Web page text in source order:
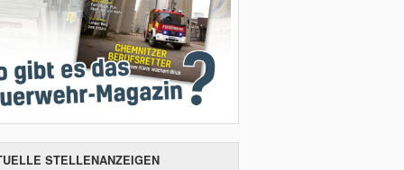
STELLENANZEIGEN